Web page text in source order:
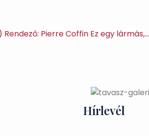
Pierre Coffin Ez egy lármás,…
Hírlevél